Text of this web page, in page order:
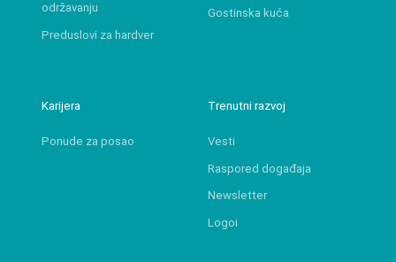
održavanju
Preduslovi za hardver
Gostinska kuća
Karijera
Ponude za posao
Trenutni razvoj
Vesti
Raspored događaja
Newsletter
Logoi